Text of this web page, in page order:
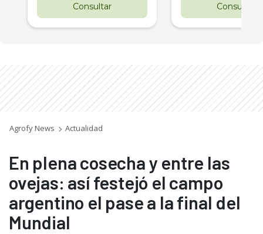
Consultar Consultar
Agrofy News Actualidad
En plena cosecha y entre las
ovejas: así festejó el campo
argentino el pase a la final del
Mundial